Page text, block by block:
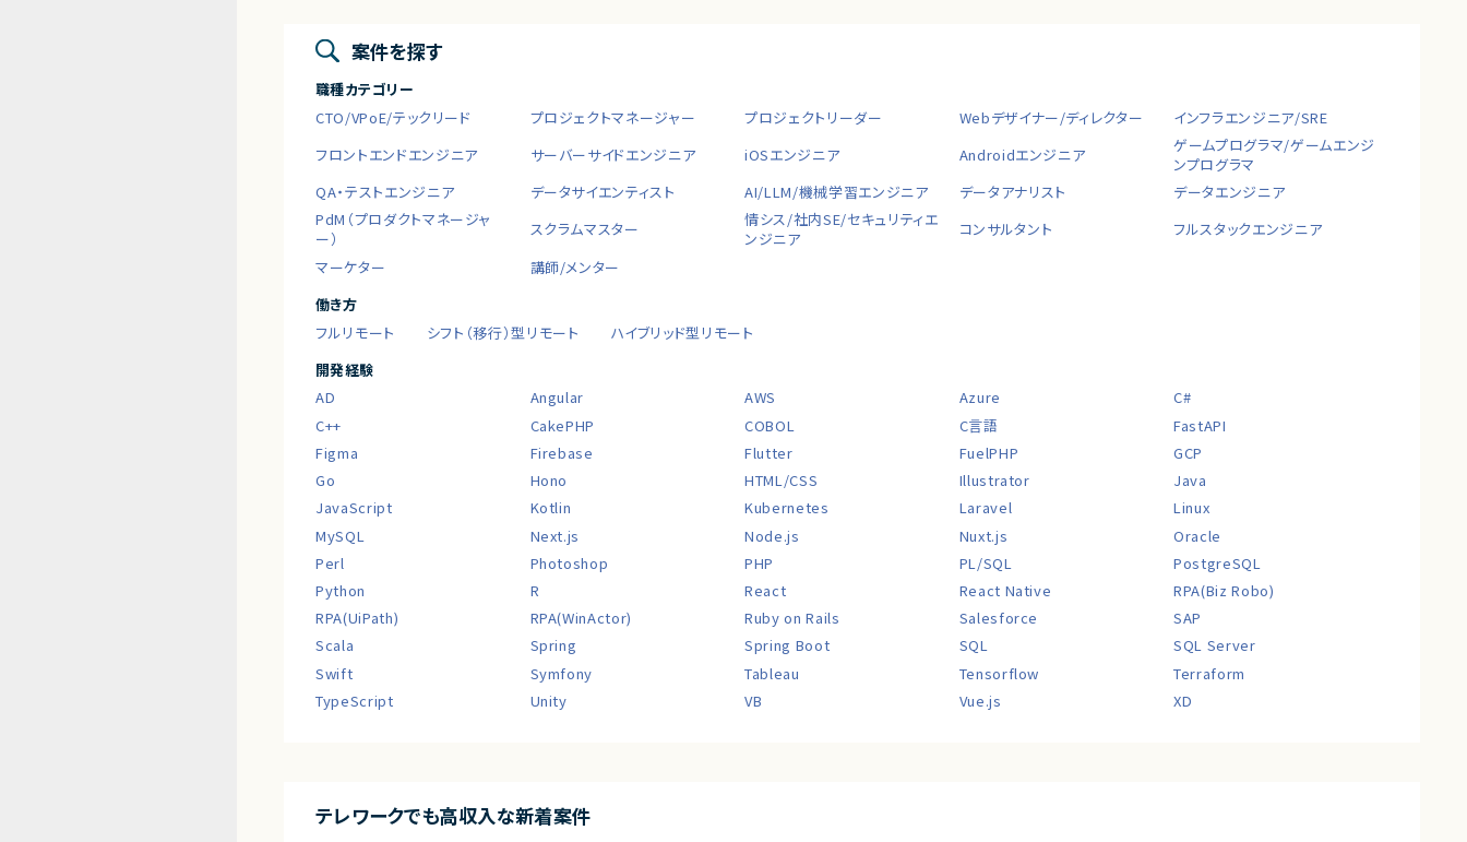
案件を探す
職種カテゴリー
CTO/VPoE/テックリード
プロジェクトマネージャー プロジェクトリーダー Webデザイナー/ディレクター
インフラエンジニア/SRE
フロントエンドエンジニア
サーバーサイドエンジニア iOSエンジニア Androidエンジニア
ゲームプログラマ/ゲームエンジ
ンプログラマ
QA・テストエンジニア
データサイエンティスト AI/LLM/機械学習エンジニア データアナリスト
データエンジニア
PdM（プロダクトマネージャ
ー）
スクラムマスター
情シス/社内SE/セキュリティエ
ンジニア
コンサルタント
フルスタックエンジニア
マーケター
講師/メンター
働き方
フルリモート
シフト（移行）型リモート
ハイブリッド型リモート
開発経験
AD
Angular AWS Azure
C#
C++
CakePHP COBOL C言語
FastAPI
Figma
Firebase Flutter FuelPHP
GCP
Go
Hono HTML/CSS Illustrator
Java
JavaScript
Kotlin Kubernetes Laravel
Linux
MySQL
Next.js Node.js Nuxt.js
Oracle
Perl
Photoshop PHP PL/SQL
PostgreSQL
Python
R React React Native
RPA(Biz Robo)
RPA(UiPath)
RPA(WinActor) Ruby on Rails Salesforce
SAP
Scala
Spring Spring Boot SQL
SQL Server
Swift
Symfony Tableau Tensorflow
Terraform
TypeScript
Unity VB Vue.js XD
テレワークでも高収入な新着案件